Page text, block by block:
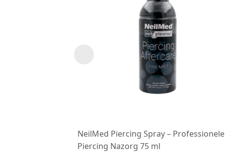
NeilMed Piercing Spray – Professionele
Piercing Nazorg 75 ml